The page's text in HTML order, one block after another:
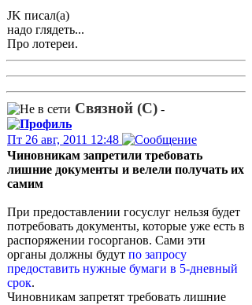
JK писал(а)
надо глядеть...
Про лотереи.
Связной (С) -
Пт 26 авг, 2011 12:48
Чиновникам запретили требовать
лишние документы и велели получать их
самим
При предоставлении госуслуг нельзя будет
потребовать документы, которые уже есть в
распоряжении госорганов. Сами эти
органы должны будут по запросу
предоставить нужные бумаги в 5-дневный
срок.
Чиновникам запретят требовать лишние